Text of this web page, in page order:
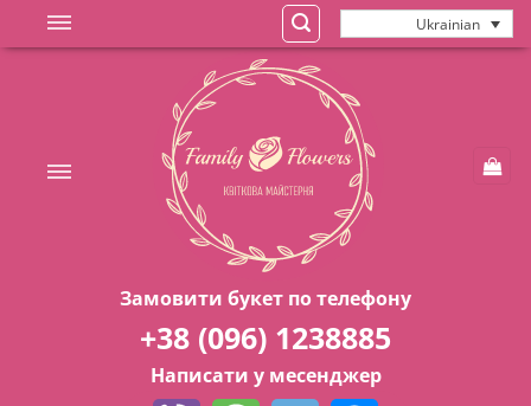
to
Ukrainian
Замовити букет по телефону
+38 (096) 1238885
Написати у месенджер